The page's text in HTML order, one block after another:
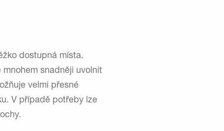
dostupná místa.
snadněji uvolnit
velmi přesné
V případě potřeby lze